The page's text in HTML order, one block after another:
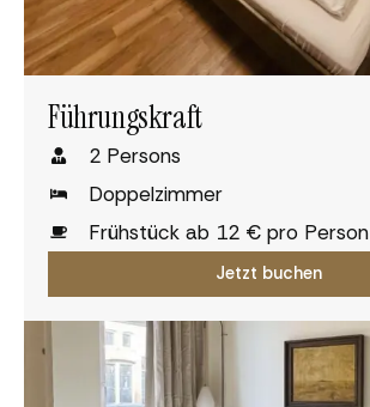
Führungskraft
2 Persons
Doppelzimmer
Frühstück ab 12 € pro Person
Jetzt buchen